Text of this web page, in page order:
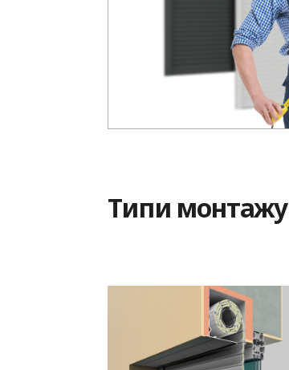
Типи монтажу